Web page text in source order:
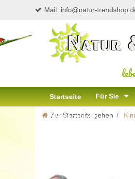
Mail: info@natur-
Startseite Für Sie
Naturkosmetik
Zur Startseite gehen